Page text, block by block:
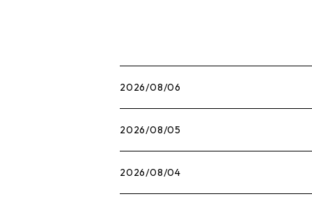
2026/08/06
2026/08/05
2026/08/04